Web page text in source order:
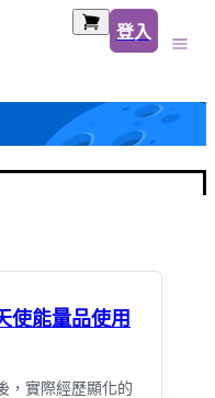
登入
使能量品使用
，實際經歷顯化的